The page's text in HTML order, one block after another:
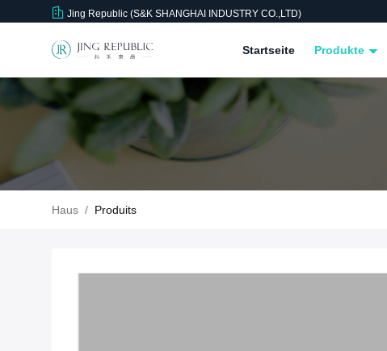
Jing Republic (S&K SHANGHAI INDUSTRY CO.,LTD)
Startseite Produkte
Haus / Produits